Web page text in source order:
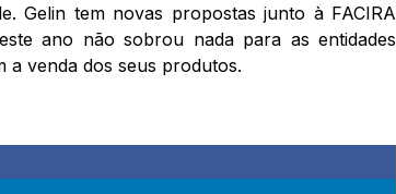
Gelin tem novas propostas junto à FACIRA
ano não sobrou nada para as entidades
a venda dos seus produtos.